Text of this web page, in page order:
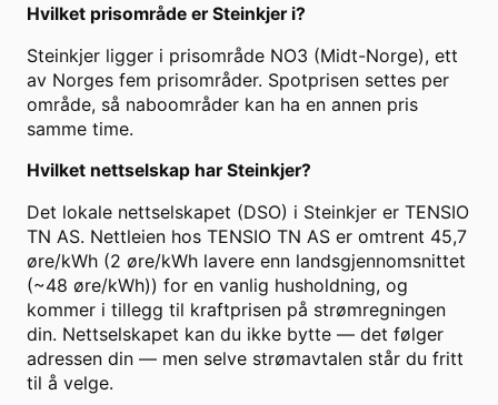
Hvilket prisområde er Steinkjer i?
Steinkjer ligger i prisområde NO3 (Midt-Norge), ett
av Norges fem prisområder. Spotprisen settes per
område, så naboområder kan ha en annen pris
samme time.
Hvilket nettselskap har Steinkjer?
Det lokale nettselskapet (DSO) i Steinkjer er TENSIO
TN AS. Nettleien hos TENSIO TN AS er omtrent 45,7
øre/kWh (2 øre/kWh lavere enn landsgjennomsnittet
(~48 øre/kWh)) for en vanlig husholdning, og
kommer i tillegg til kraftprisen på strømregningen
din. Nettselskapet kan du ikke bytte — det følger
adressen din — men selve strømavtalen står du fritt
til å velge.